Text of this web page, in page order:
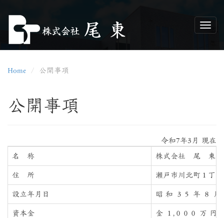
Home 公開事項
公開事項
令和7年3月 現在
名 称 株式会社 尾 東
住 所 瀬戸市川北町１丁
設立年月日 昭 和 ３５ 年 ８ 月
資本金 金 １,０００ 万 円